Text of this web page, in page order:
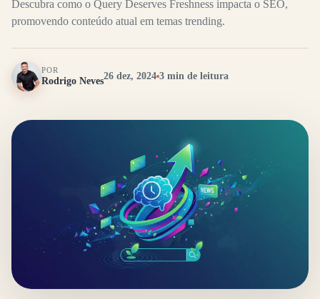
Descubra como o Query Deserves Freshness impacta o SEO,
promovendo conteúdo atual em temas trending.
POR
Rodrigo Neves26 dez, 2024 3 min de leitura